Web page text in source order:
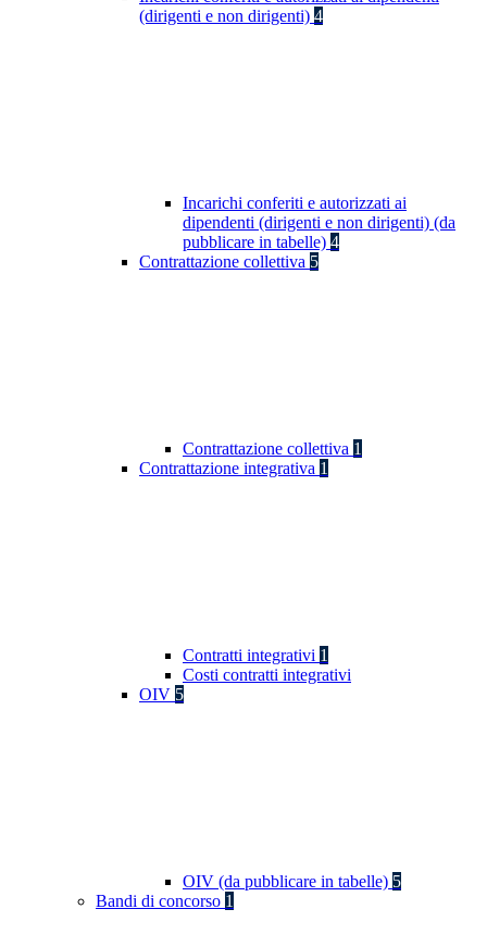
(dirigenti e non dirigenti) 4
Incarichi conferiti e autorizzati ai
dipendenti (dirigenti e non dirigenti) (da
pubblicare in tabelle) 4
Contrattazione collettiva 5
Contrattazione collettiva 1
Contrattazione integrativa 1
Contratti integrativi 1
Costi contratti integrativi
OIV 5
OIV (da pubblicare in tabelle) 5
Bandi di concorso 1